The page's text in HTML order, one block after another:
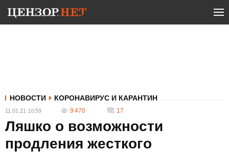
НОВОСТИ КОРОНАВИРУС И КАРАНТИН
11.01.21 10:59 9 470 17
Ляшко о возможности
продления жесткого